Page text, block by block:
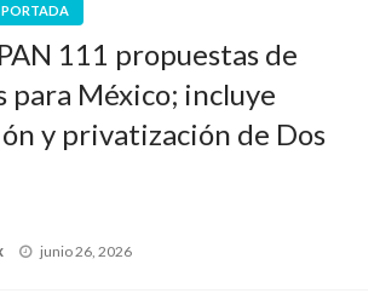
PORTADA
111 propuestas de
para México; incluye
y privatización de Dos
Publicado
junio 26, 2026